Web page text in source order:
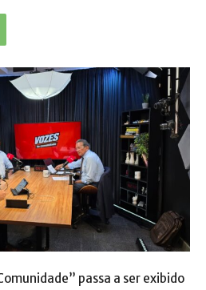
passa a ser exibido